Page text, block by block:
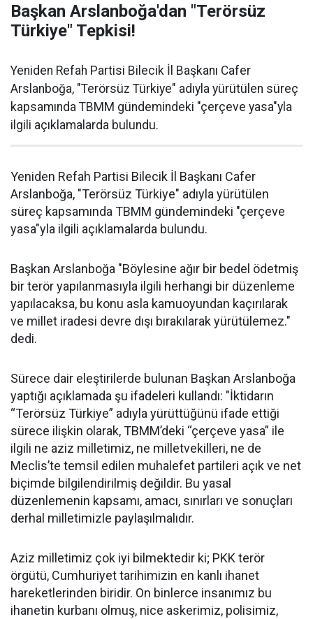
Başkan Arslanboğa'dan "Terörsüz
Türkiye" Tepkisi!
Yeniden Refah Partisi Bilecik İl Başkanı Cafer
Arslanboğa, "Terörsüz Türkiye" adıyla yürütülen süreç
kapsamında TBMM gündemindeki "çerçeve yasa"yla
ilgili açıklamalarda bulundu.
Yeniden Refah Partisi Bilecik İl Başkanı Cafer
Arslanboğa, "Terörsüz Türkiye" adıyla yürütülen
süreç kapsamında TBMM gündemindeki "çerçeve
yasa"yla ilgili açıklamalarda bulundu.
Başkan Arslanboğa "Böylesine ağır bir bedel ödetmiş
bir terör yapılanmasıyla ilgili herhangi bir düzenleme
yapılacaksa, bu konu asla kamuoyundan kaçırılarak
ve millet iradesi devre dışı bırakılarak yürütülemez."
dedi.
Sürece dair eleştirilerde bulunan Başkan Arslanboğa
yaptığı açıklamada şu ifadeleri kullandı: "İktidarın
“Terörsüz Türkiye” adıyla yürüttüğünü ifade ettiği
sürece ilişkin olarak, TBMM’deki “çerçeve yasa” ile
ilgili ne aziz milletimiz, ne milletvekilleri, ne de
Meclis’te temsil edilen muhalefet partileri açık ve net
biçimde bilgilendirilmiş değildir. Bu yasal
düzenlemenin kapsamı, amacı, sınırları ve sonuçları
derhal milletimizle paylaşılmalıdır.
Aziz milletimiz çok iyi bilmektedir ki; PKK terör
örgütü, Cumhuriyet tarihimizin en kanlı ihanet
hareketlerinden biridir. On binlerce insanımız bu
ihanetin kurbanı olmuş, nice askerimiz, polisimiz,